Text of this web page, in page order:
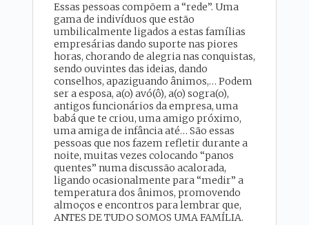
Essas pessoas compõem a “rede”. Uma
gama de indivíduos que estão
umbilicalmente ligados a estas famílias
empresárias dando suporte nas piores
horas, chorando de alegria nas conquistas,
sendo ouvintes das ideias, dando
conselhos, apaziguando ânimos,… Podem
ser a esposa, a(o) avó(ô), a(o) sogra(o),
antigos funcionários da empresa, uma
babá que te criou, uma amigo próximo,
uma amiga de infância até… São essas
pessoas que nos fazem refletir durante a
noite, muitas vezes colocando “panos
quentes” numa discussão acalorada,
ligando ocasionalmente para “medir” a
temperatura dos ânimos, promovendo
almoços e encontros para lembrar que,
ANTES DE TUDO SOMOS UMA FAMÍLIA.